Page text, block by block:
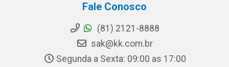
Fale Conosco
(81) 2121-8888
sak@kk.com.br
Segunda a Sexta: 09:00 as 17:00